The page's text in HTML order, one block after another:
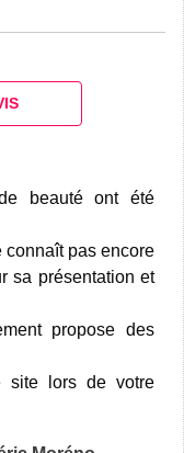
beauté ont été
connaît pas encore
sa présentation et
propose des
site lors de votre